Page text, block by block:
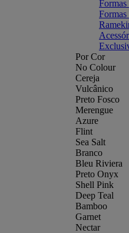
Formas
Por Cor
No Colour
Cereja
Vulcânico
Preto Fosco
Merengue
Azure
Flint
Sea Salt
Branco
Bleu Riviera
Preto Onyx
Shell Pink
Deep Teal
Bamboo
Garnet
Nectar